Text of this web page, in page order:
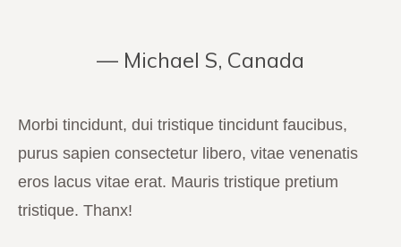
— Michael S, Canada
Morbi tincidunt, dui tristique tincidunt faucibus,
purus sapien consectetur libero, vitae venenatis
eros lacus vitae erat. Mauris tristique pretium
tristique. Thanx!